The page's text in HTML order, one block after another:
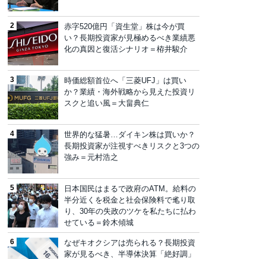
赤字520億円「資生堂」株は今が買
い？長期投資家が見極めるべき業績悪
化の真因と復活シナリオ＝栫井駿介
時価総額首位へ「三菱UFJ」は買い
か？業績・海外戦略から見えた投資リ
スクと追い風＝大畠典仁
世界的な猛暑…ダイキン株は買いか？
長期投資家が注視すべきリスクと3つの
強み＝元村浩之
日本国民はまるで政府のATM。給料の
半分近くを税金と社会保険料で毟り取
り、30年の失政のツケを私たちに払わ
せている＝鈴木傾城
なぜキオクシアは売られる？長期投資
家が見るべき、半導体決算「絶好調」